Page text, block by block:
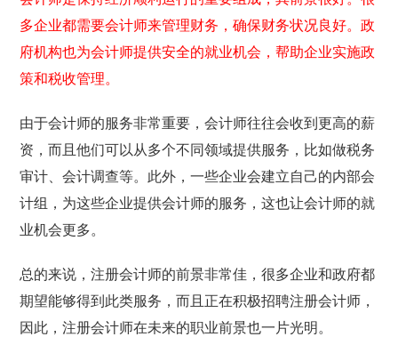
多企业都需要会计师来管理财务，确保财务状况良好。政
府机构也为会计师提供安全的就业机会，帮助企业实施政
策和税收管理。
由于会计师的服务非常重要，会计师往往会收到更高的薪
资，而且他们可以从多个不同领域提供服务，比如做税务
审计、会计调查等。此外，一些企业会建立自己的内部会
计组，为这些企业提供会计师的服务，这也让会计师的就
业机会更多。
总的来说，注册会计师的前景非常佳，很多企业和政府都
期望能够得到此类服务，而且正在积极招聘注册会计师，
因此，注册会计师在未来的职业前景也一片光明。